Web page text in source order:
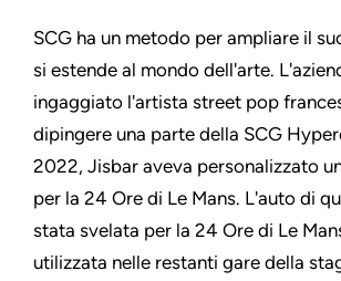
SCG ha un metodo per ampliare il
si estende al mondo dell'arte.
ingaggiato l'artista street pop
dipingere una parte della SCG
2022, Jisbar aveva personalizzato
per la 24 Ore di Le Mans. L'auto di
stata svelata per la 24 Ore di Le
utilizzata nelle restanti gare della